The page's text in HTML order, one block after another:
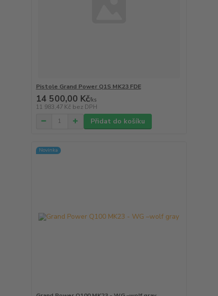
Pistole Grand Power Q1S MK23 FDE
14 500,00 Kč/ks
11 983,47 Kč bez DPH
Přidat do košíku
Novinka